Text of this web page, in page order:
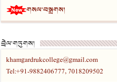
གསལ་བསྒྲགས།
བྲེལ་གཏུགས།
khamgardrukcollege@gmail.com
Tel:+91-9882406777, 7018209502